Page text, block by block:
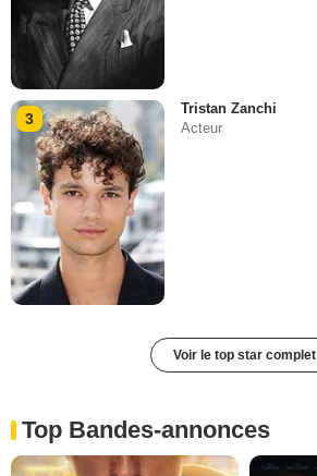
3
Tristan Zanchi
Acteur
Voir le top star complet
Top Bandes-annonces